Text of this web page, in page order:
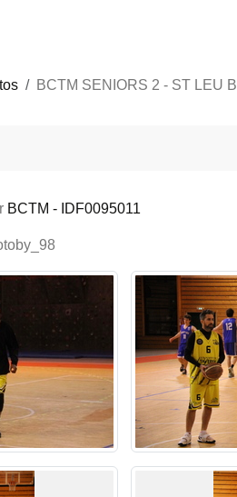
BCTM SENIORS 2 - ST LEU B
BCTM - IDF0095011